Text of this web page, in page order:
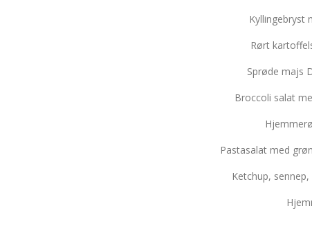
Kyllingebryst
Rørt
Sprøde majs
Broccoli salat
Pastasalat med
Ketchup,